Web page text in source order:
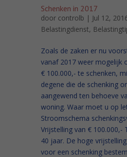
Schenken in 2017
door controlb | Jul 12,
Belastingdienst,
Zoals de zaken er nu
vanaf 2017 weer mogelijk
€ 100.000,- te schenken,
degene die de schenking
aangewend ten behoeve
woning. Waar moet u op
Stroomschema
Vrijstelling van € 100.000,-
40 jaar. De hoge
voor een schenking